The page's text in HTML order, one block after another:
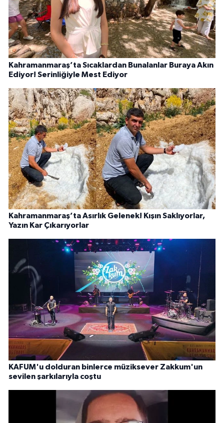
Kahramanmaraş’ta Sıcaklardan Bunalanlar Buraya Akın
Ediyor! Serinliğiyle Mest Ediyor
Kahramanmaraş’ta Asırlık Gelenek! Kışın Saklıyorlar,
Yazın Kar Çıkarıyorlar
KAFUM'u dolduran binlerce müziksever Zakkum'un
sevilen şarkılarıyla coştu